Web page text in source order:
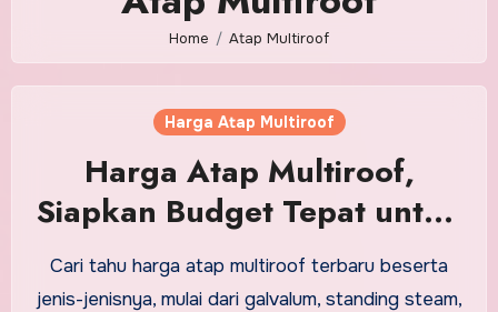
Home Atap Multiroof
Harga Atap Multiroof
Harga Atap Multiroof,
Siapkan Budget Tepat untuk
Hunian Adem
Cari tahu harga atap multiroof terbaru beserta
jenis-jenisnya, mulai dari galvalum, standing steam,